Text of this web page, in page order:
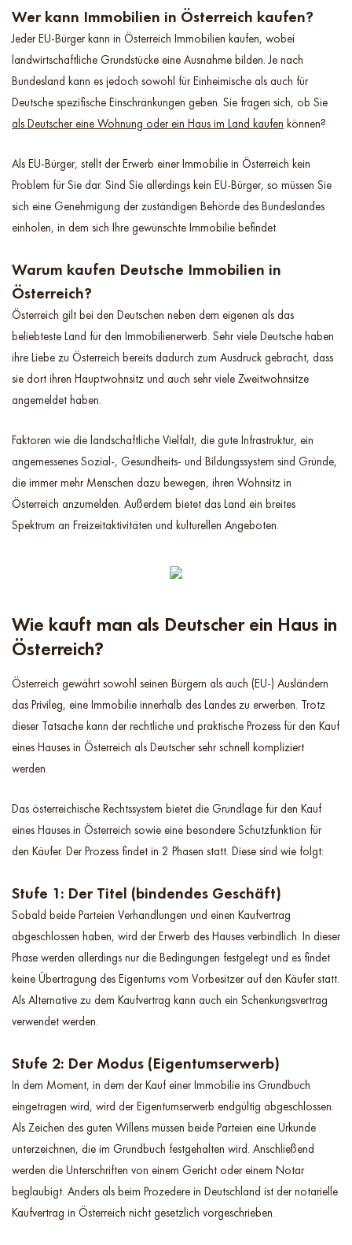
Wer kann Immobilien in Österreich kaufen?
Jeder EU-Bürger kann in Österreich Immobilien kaufen, wobei
landwirtschaftliche Grundstücke eine Ausnahme bilden. Je nach
Bundesland kann es jedoch sowohl für Einheimische als auch für
Deutsche spezifische Einschränkungen geben. Sie fragen sich, ob Sie
als Deutscher eine Wohnung oder ein Haus im Land kaufen können?
Als EU-Bürger, stellt der Erwerb einer Immobilie in Österreich kein
Problem für Sie dar. Sind Sie allerdings kein EU-Bürger, so müssen Sie
sich eine Genehmigung der zuständigen Behörde des Bundeslandes
einholen, in dem sich Ihre gewünschte Immobilie befindet.
Warum kaufen Deutsche Immobilien in
Österreich?
Österreich gilt bei den Deutschen neben dem eigenen als das
beliebteste Land für den Immobilienerwerb. Sehr viele Deutsche haben
ihre Liebe zu Österreich bereits dadurch zum Ausdruck gebracht, dass
sie dort ihren Hauptwohnsitz und auch sehr viele Zweitwohnsitze
angemeldet haben.
Faktoren wie die landschaftliche Vielfalt, die gute Infrastruktur, ein
angemessenes Sozial-, Gesundheits- und Bildungssystem sind Gründe,
die immer mehr Menschen dazu bewegen, ihren Wohnsitz in
Österreich anzumelden. Außerdem bietet das Land ein breites
Spektrum an Freizeitaktivitäten und kulturellen Angeboten.
Wie kauft man als Deutscher ein Haus in
Österreich?
Österreich gewährt sowohl seinen Bürgern als auch (EU-) Ausländern
das Privileg, eine Immobilie innerhalb des Landes zu erwerben. Trotz
dieser Tatsache kann der rechtliche und praktische Prozess für den Kauf
eines Hauses in Österreich als Deutscher sehr schnell kompliziert
werden.
Das österreichische Rechtssystem bietet die Grundlage für den Kauf
eines Hauses in Österreich sowie eine besondere Schutzfunktion für
den Käufer. Der Prozess findet in 2 Phasen statt. Diese sind wie folgt:
Stufe 1: Der Titel (bindendes Geschäft)
Sobald beide Parteien Verhandlungen und einen Kaufvertrag
abgeschlossen haben, wird der Erwerb des Hauses verbindlich. In dieser
Phase werden allerdings nur die Bedingungen festgelegt und es findet
keine Übertragung des Eigentums vom Vorbesitzer auf den Käufer statt.
Als Alternative zu dem Kaufvertrag kann auch ein Schenkungsvertrag
verwendet werden.
Stufe 2: Der Modus (Eigentumserwerb)
In dem Moment, in dem der Kauf einer Immobilie ins Grundbuch
eingetragen wird, wird der Eigentumserwerb endgültig abgeschlossen.
Als Zeichen des guten Willens müssen beide Parteien eine Urkunde
unterzeichnen, die im Grundbuch festgehalten wird. Anschließend
werden die Unterschriften von einem Gericht oder einem Notar
beglaubigt. Anders als beim Prozedere in Deutschland ist der notarielle
Kaufvertrag in Österreich nicht gesetzlich vorgeschrieben.